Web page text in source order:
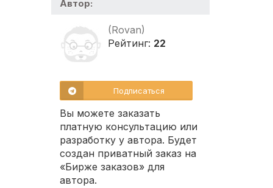
Автор:
(Rovan)
Рейтинг: 22
Подписаться
Вы можете заказать
платную консультацию или
разработку у автора. Будет
создан приватный заказ на
«Бирже заказов» для
автора.